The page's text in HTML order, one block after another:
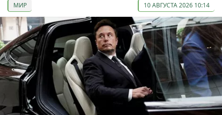
МИР 10 АВГУСТА 2026 10:14